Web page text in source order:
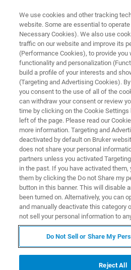
APPLICATIONS DU S2 PUMA SÉRIE 2
Métaux et scories
Métaux et scories -
Série 2
We use cookies and other tracking
website. Some are essential to
Necessary Cookies). We also use
traffic on our website and improve its
(Performance Cookies), to provide you
functionality and personalization
build a profile of your interests and
(Targeting and Advertising Cookies).
you consent to the use of all of the
can withdraw your consent or review
time by clicking on the Cookie
left of the page. Please read our
more information. Targeting and
deactivated by default on Bruker
does not share your personal
partners unless you activated
in the past. If you have activated them,
them by clicking the Do not Share my
button in this banner. This will disable
been turned on. Alternatively, you can
and manually deactivate this category
not sell your personal information to
Do Not Sell or Share My
Reject All